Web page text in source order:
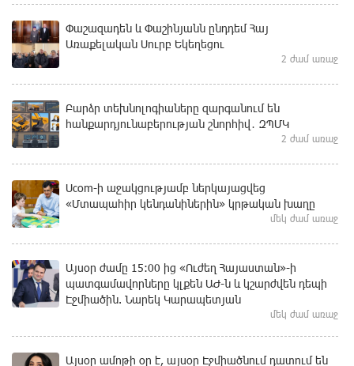
Փաշազադեն և Փաշինյանն ընդդեմ Հայ
Առաքելական Սուրբ Եկեղեցու
2 ժամ առաջ
Բարձր տեխնոլոգիաները զարգանում են
հանքարդյունաբերության շնորհիվ․ ԶՊՄԿ
2 ժամ առաջ
Ucom-ի աջակցությամբ ներկայացվեց
«Մտապահիր կենդանիներին» կրթական խաղը
մեկ ժամ առաջ
Այսօր ժամը 15:00 ից «Ուժեղ Հայաստան»-ի
պատգամավորները կլքեն ԱԺ-ն և կշարժվեն դեպի
Էջմիածին. Նարեկ Կարապետյան
մեկ ժամ առաջ
Այսօր ամոթի օր է, այսօր Էջմիածնում դատում են